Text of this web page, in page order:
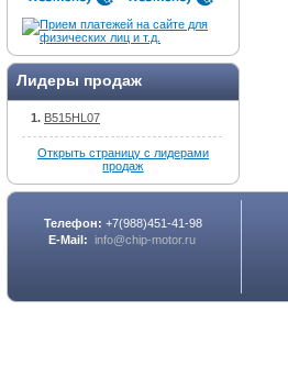
Лидеры продаж
B515HL07
Открыть страницу с лидерами
продаж
Телефон: +7(988)451-41-98
E-Mail: info@chip-motor.ru